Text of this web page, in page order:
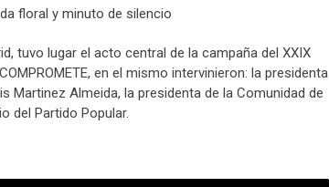
floral y minuto de silencio
tuvo lugar el acto central de la campaña del XXIX
en el mismo intervinieron: la presidenta
Martinez Almeida, la presidenta de la Comunidad de
del Partido Popular.